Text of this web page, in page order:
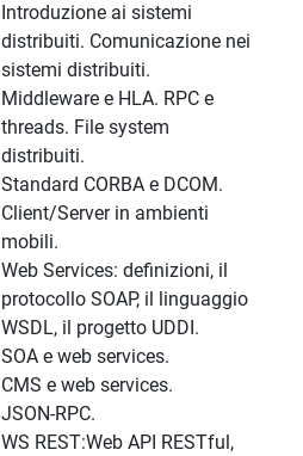
Introduzione ai sistemi
distribuiti. Comunicazione nei
sistemi distribuiti.
Middleware e HLA. RPC e
threads. File system
distribuiti.
Standard CORBA e DCOM.
Client/Server in ambienti
mobili.
Web Services: definizioni, il
protocollo SOAP, il linguaggio
WSDL, il progetto UDDI.
SOA e web services.
CMS e web services.
JSON-RPC.
WS REST:Web API RESTful,